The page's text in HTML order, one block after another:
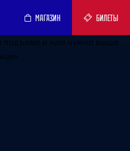
МАГАЗИН БИЛЕТЫ